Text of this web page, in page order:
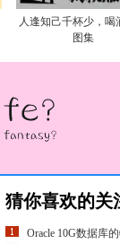
人逢知己千杯少，喝
图集
猜你喜欢的关
Oracle 10G数据库